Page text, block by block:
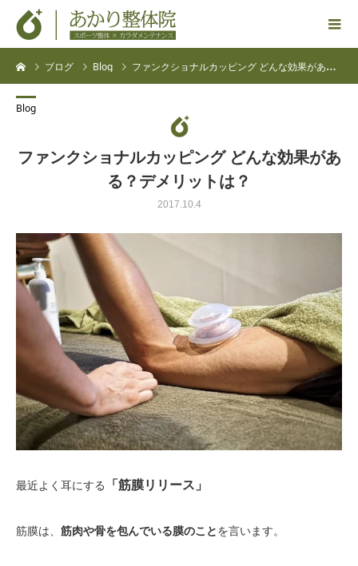
ブログ Blog ファンクショナルカッピング どんな効果がある？デメリットは？
Blog
ファンクショナルカッピング どんな効果があ
る？デメリットは？
2017.10.4
最近よく耳にする 「筋膜リリース」
筋膜は、 筋肉や骨を包んでいる膜のことを言います。